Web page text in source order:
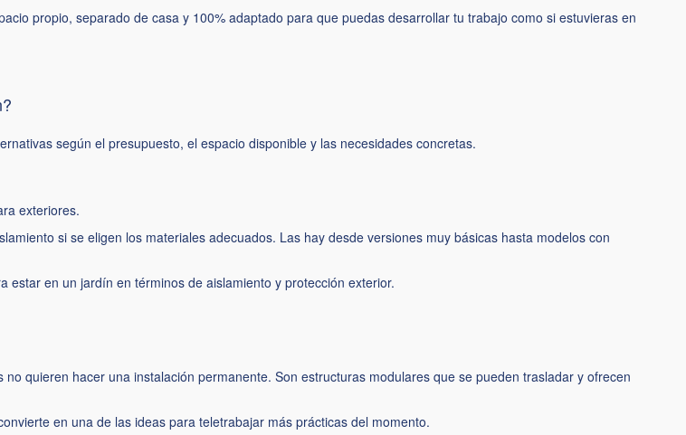
propio, separado de casa y 100% adaptado para que puedas desarrollar tu trabajo como si estuvieras en
según el presupuesto, el espacio disponible y las necesidades concretas.
exteriores.
si se eligen los materiales adecuados. Las hay desde versiones muy básicas hasta modelos con
en un jardín en términos de aislamiento y protección exterior.
quieren hacer una instalación permanente. Son estructuras modulares que se pueden trasladar y ofrecen
en una de las ideas para teletrabajar más prácticas del momento.